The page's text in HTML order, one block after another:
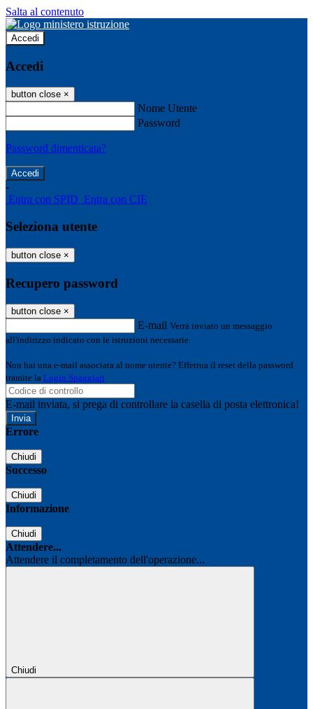
Salta al contenuto
Accedi
Accedi
button close ×
Nome Utente
Password
Password dimenticata?
-
Entra con SPID Entra con CIE
Seleziona utente
button close ×
Recupero password
button close ×
E-mail Verrà inviato un messaggio
all'indirizzo indicato con le istruzioni necessarie.
Non hai una e-mail associata al nome utente? Effettua il reset della password
tramite la Login Spaggiari
E-mail inviata, si prega di controllare la casella di posta elettronica!
Errore
Chiudi
Successo
Chiudi
Informazione
Chiudi
Attendere...
Attendere il completamento dell'operazione...
Chiudi